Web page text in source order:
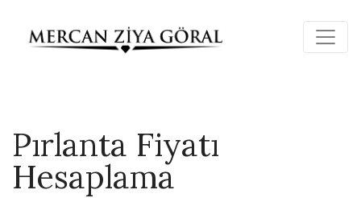
Pırlanta Fiyatı
Hesaplama